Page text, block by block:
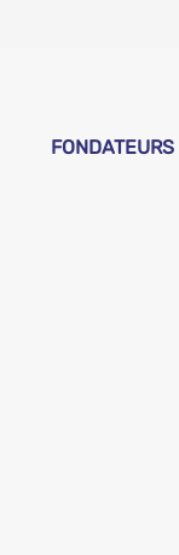
FONDATEURS